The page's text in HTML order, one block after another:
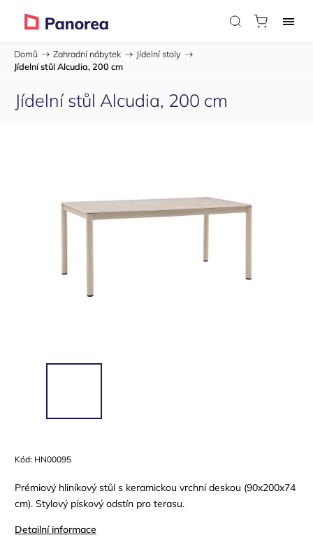
Domů / Zahradní nábytek / Jídelní stoly /
Jídelní stůl Alcudia, 200 cm
Jídelní stůl Alcudia, 200 cm
Kód: HN00095
Prémiový hliníkový stůl s keramickou vrchní deskou (90x200x74
cm). Stylový pískový odstín pro terasu.
Detailní informace